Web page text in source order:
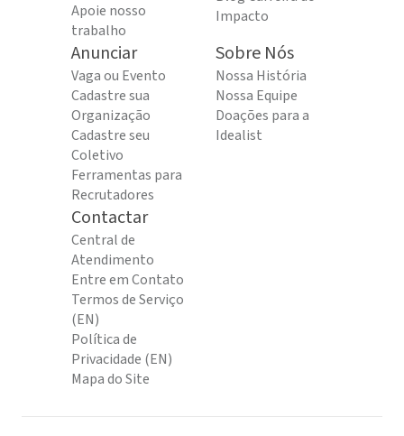
Apoie nosso
trabalho
Impacto
Anunciar
Vaga ou Evento
Cadastre sua
Organização
Cadastre seu
Coletivo
Ferramentas para
Recrutadores
Sobre Nós
Nossa História
Nossa Equipe
Doações para a
Idealist
Contactar
Central de
Atendimento
Entre em Contato
Termos de Serviço
(EN)
Política de
Privacidade (EN)
Mapa do Site